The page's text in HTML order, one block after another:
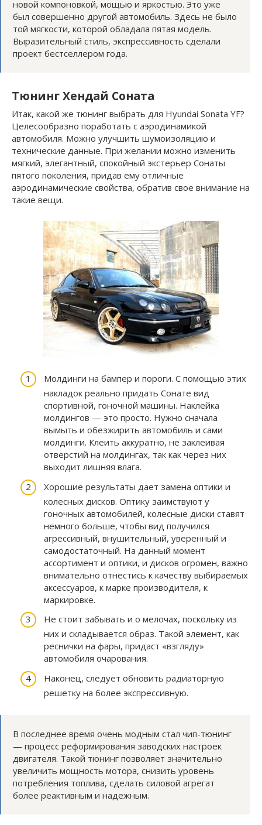
новой компоновкой, мощью и яркостью. Это уже
был совершенно другой автомобиль. Здесь не было
той мягкости, которой обладала пятая модель.
Выразительный стиль, экспрессивность сделали
проект бестселлером года.
Тюнинг Хендай Соната
Итак, какой же тюнинг выбрать для Hyundai Sonata YF?
Целесообразно поработать с аэродинамикой
автомобиля. Можно улучшить шумоизоляцию и
технические данные. При желании можно изменить
мягкий, элегантный, спокойный экстерьер Сонаты
пятого поколения, придав ему отличные
аэродинамические свойства, обратив свое внимание на
такие вещи.
Молдинги на бампер и пороги. С помощью этих
накладок реально придать Сонате вид
спортивной, гоночной машины. Наклейка
молдингов — это просто. Нужно сначала
вымыть и обезжирить автомобиль и сами
молдинги. Клеить аккуратно, не заклеивая
отверстий на молдингах, так как через них
выходит лишняя влага.
Хорошие результаты дает замена оптики и
колесных дисков. Оптику заимствуют у
гоночных автомобилей, колесные диски ставят
немного больше, чтобы вид получился
агрессивный, внушительный, уверенный и
самодостаточный. На данный момент
ассортимент и оптики, и дисков огромен, важно
внимательно отнестись к качеству выбираемых
аксессуаров, к марке производителя, к
маркировке.
Не стоит забывать и о мелочах, поскольку из
них и складывается образ. Такой элемент, как
реснички на фары, придаст «взгляду»
автомобиля очарования.
Наконец, следует обновить радиаторную
решетку на более экспрессивную.
В последнее время очень модным стал чип-тюнинг
— процесс реформирования заводских настроек
двигателя. Такой тюнинг позволяет значительно
увеличить мощность мотора, снизить уровень
потребления топлива, сделать силовой агрегат
более реактивным и надежным.